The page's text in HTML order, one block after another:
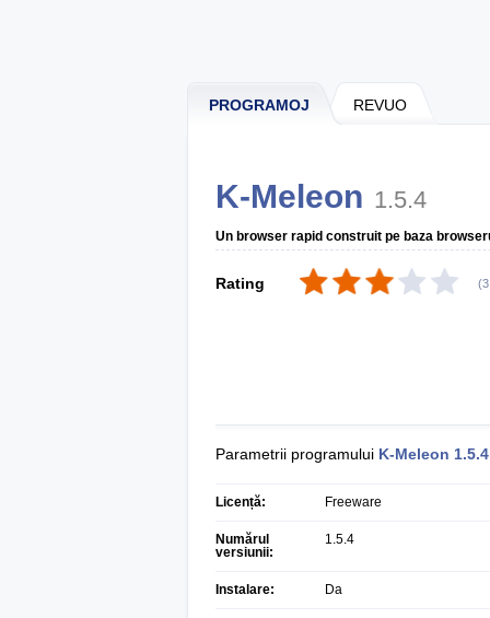
PROGRAMOJ REVUO
K-Meleon 1.5.4
Un browser rapid construit pe baza
Rating (3
Parametrii programului K-Meleon 1.5.4
Licență: Freeware
Numărul
versiunii:
1.5.4
Instalare: Da